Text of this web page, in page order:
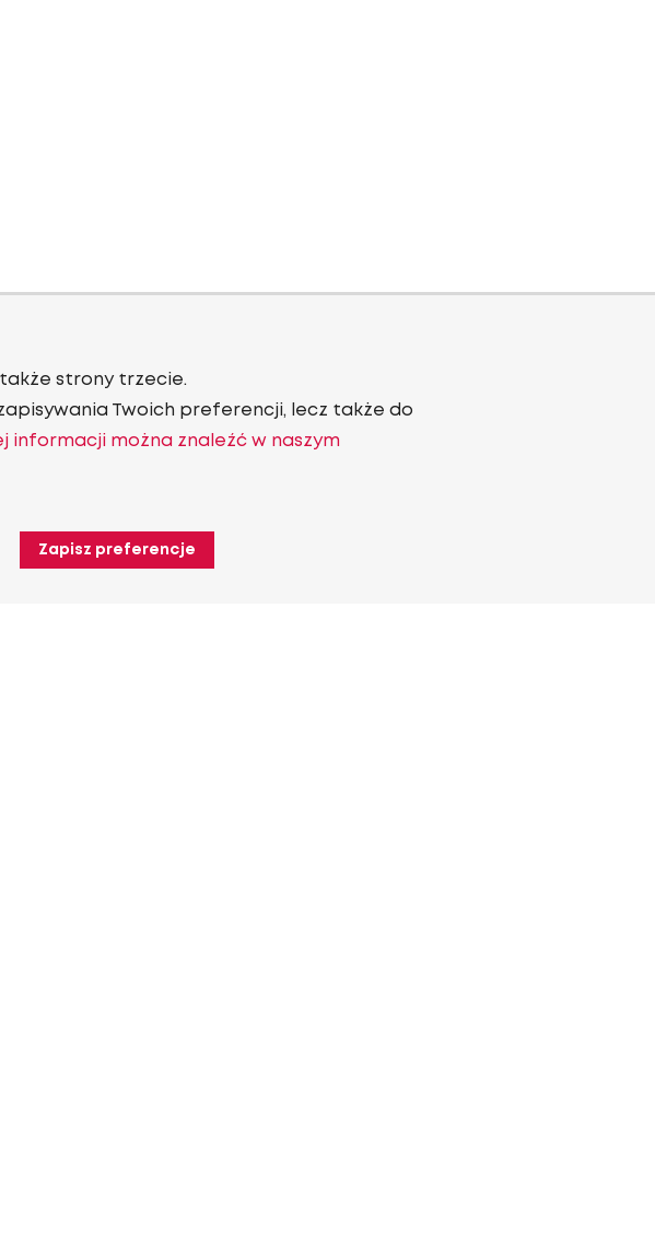
strony trzecie.
Twoich preferencji, lecz także do
informacji można znaleźć w naszym
Zapisz preferencje